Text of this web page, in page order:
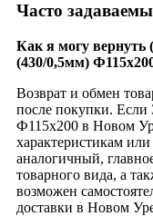
Часто
Как я могу вернуть
(430/0,5мм)
Возврат и обмен
после покупки. Если
Ф115x200 в Новом
характеристикам
аналогичный,
товарного вида, а
возможен
доставки в Новом